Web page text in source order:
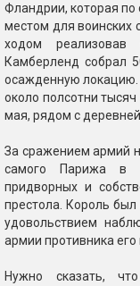
Фландрии, которая
местом для
ходом
Камберленд собрал
осажденную локацию.
около полсотни
мая, рядом с
За сражением армий
самого Парижа в
придворных и
престола. Король
удовольствием
армии противника его
Нужно сказать,